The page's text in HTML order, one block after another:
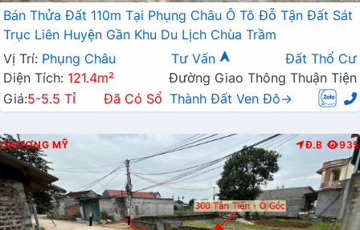
Bán Thửa Đất 110m Tại Phụng Châu Ô Tô Đỗ Tận Đất Sát
Trục Liên Huyện Gần Khu Du Lịch Chùa Trầm
Vị Trí: Phụng Châu Tư Vấn
Đất Thổ Cư
Diện Tích: 121.4m²
Đường Giao Thông Thuận Tiện
Giá:5-5.5 Tỉ Đã Có Sổ Thành Đất Ven Đô→
CHƯƠNG MỸ Đ.B 935